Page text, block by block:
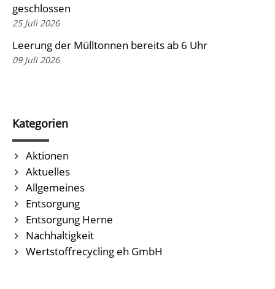
geschlossen
25 Juli 2026
Leerung der Mülltonnen bereits ab 6 Uhr
09 Juli 2026
Kategorien
Aktionen
Aktuelles
Allgemeines
Entsorgung
Entsorgung Herne
Nachhaltigkeit
Wertstoffrecycling eh GmbH